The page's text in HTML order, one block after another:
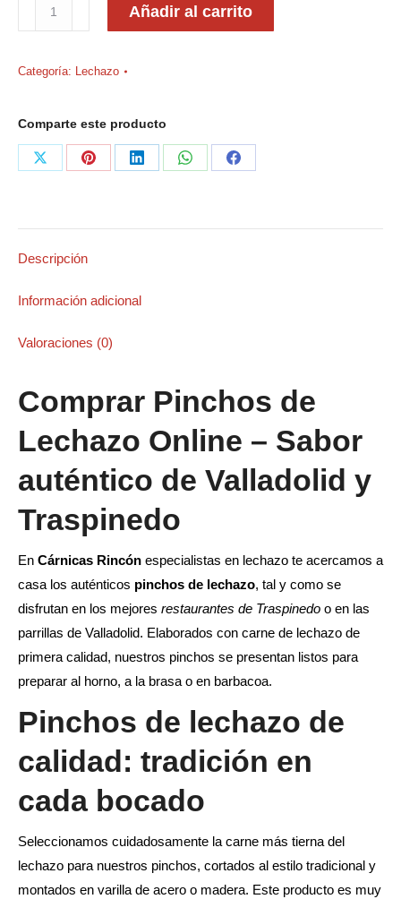
de
cantidad
Añadir al carrito
Categoría: Lechazo
Comparte este producto
CompartirCompartirCompartirCompartirCompartir
Descripción
Información adicional
Valoraciones (0)
Comprar Pinchos de
Lechazo Online – Sabor
auténtico de Valladolid y
Traspinedo
En Cárnicas Rincón especialistas en lechazo te acercamos a
casa los auténticos pinchos de lechazo, tal y como se
disfrutan en los mejores restaurantes de Traspinedo o en las
parrillas de Valladolid. Elaborados con carne de lechazo de
primera calidad, nuestros pinchos se presentan listos para
preparar al horno, a la brasa o en barbacoa.
Pinchos de lechazo de
calidad: tradición en
cada bocado
Seleccionamos cuidadosamente la carne más tierna del
lechazo para nuestros pinchos, cortados al estilo tradicional y
montados en varilla de acero o madera. Este producto es muy